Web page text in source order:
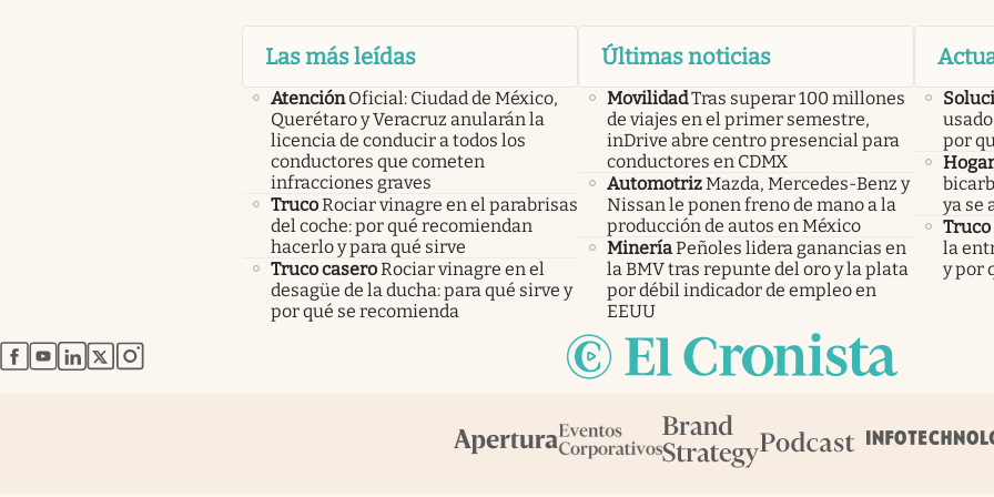
Las más leídas
Atención Oficial: Ciudad de México,
Querétaro y Veracruz anularán la
licencia de conducir a todos los
conductores que cometen
infracciones graves
TrucoRociar vinagre en el parabrisas
del coche: por qué recomiendan
hacerlo y para qué sirve
Truco caseroRociar vinagre en el
desagüe de la ducha: para qué sirve y
por qué se recomienda
Últimas noticias
MovilidadTras superar 100 millones
de viajes en el primer semestre,
inDrive abre centro presencial para
conductores en CDMX
AutomotrizMazda, Mercedes-Benz y
Nissan le ponen freno de mano a la
producción de autos en México
MineríaPeñoles lidera ganancias en
la BMV tras repunte del oro y la plata
por débil indicador de empleo en
EEUU
por
Hogar
ya se
Truco
la
y por
abre en nueva pestaña
abre en nueva pestaña
abre en nueva pestaña
abre en nueva pestaña
abre en nueva pestaña